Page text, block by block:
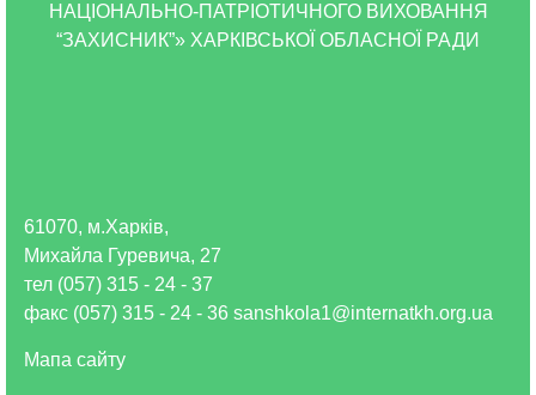
НАЦІОНАЛЬНО-ПАТРІОТИЧНОГО ВИХОВАННЯ
“ЗАХИСНИК”» ХАРКІВСЬКОЇ ОБЛАСНОЇ РАДИ
61070, м.Харків,
Михайла Гуревича, 27
тел (057) 315 - 24 - 37
факс (057) 315 - 24 - 36 sanshkola1@internatkh.org.ua
Мапа сайту